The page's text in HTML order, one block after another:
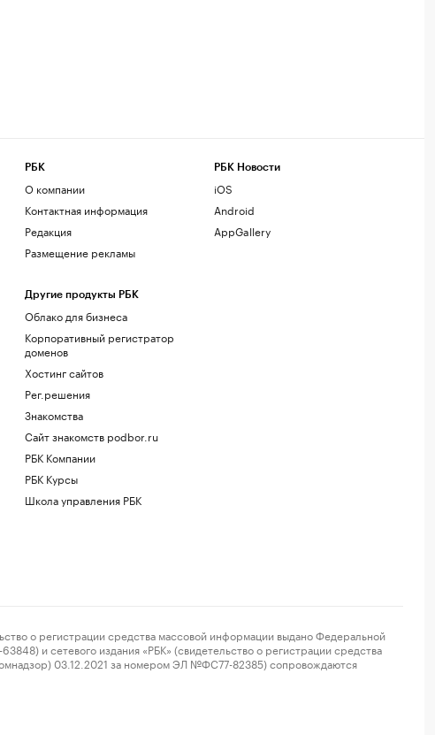
РБК
О компании
Контактная информация
Редакция
Размещение рекламы
Другие продукты РБК
Облако для бизнеса
Корпоративный регистратор
доменов
Хостинг сайтов
Рег.решения
Знакомства
Сайт знакомств podbor.ru
РБК Компании
РБК Курсы
Школа управления РБК
РБК Новости
iOS
Android
AppGallery
о регистрации средства массовой информации выдано Федеральной
и сетевого издания «РБК» (свидетельство о регистрации средства
03.12.2021 за номером ЭЛ №ФС77-82385) сопровождаются